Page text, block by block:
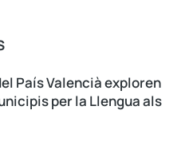
País Valencià exploren
per la Llengua als